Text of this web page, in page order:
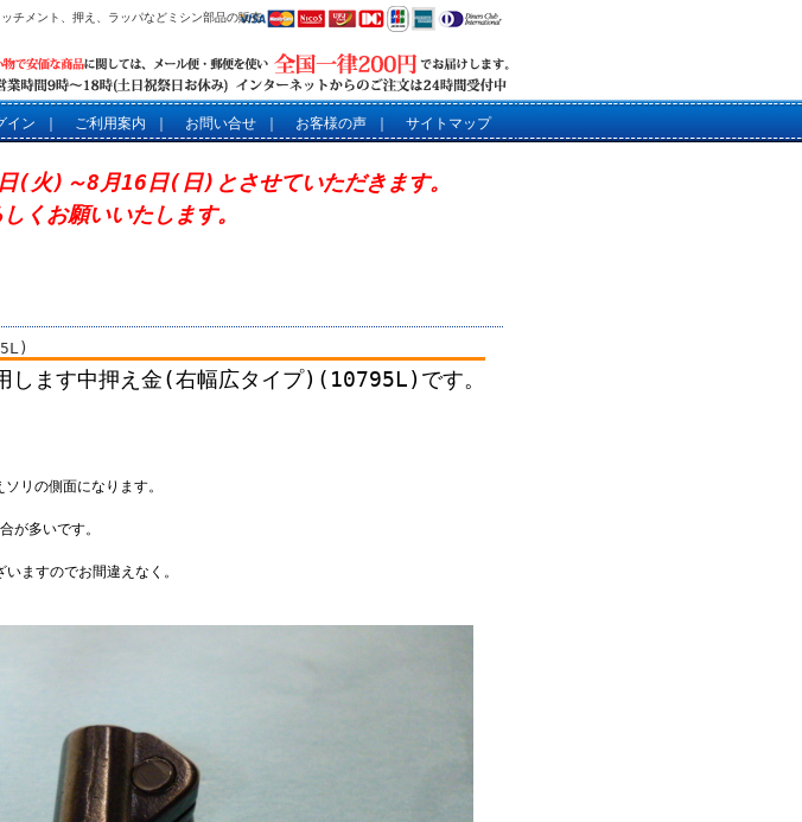
チメント、押え、ラッパなどミシン部品の販売
イン ご利用案内 お問い合せ お客様の声 サイトマップ
(火)～8月16日(日)とさせていただきます。
くお願いいたします。
します中押え金(右幅広タイプ)(10795L)です。
リの側面になります。
が多いです。
ますのでお間違えなく。